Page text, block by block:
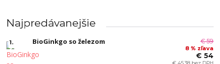
Najpredávanejšie
1. BioGinkgo so železom € 59
8 % zľava
€ 54